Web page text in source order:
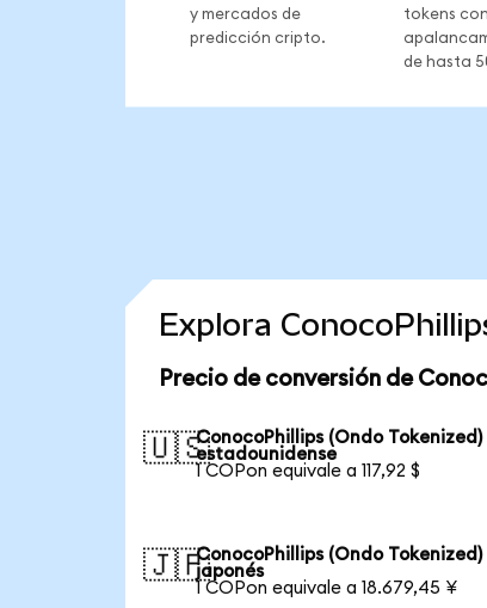
y mercados de
predicción cripto.
tokens con
de hasta
Explora
Precio de conversión de
🇺🇸ConocoPhillips (Ondo
estadounidense
1 COPon equivale a 117,92 $
🇯🇵ConocoPhillips (Ondo Tokenized)
japonés
1 COPon equivale a 18.679,45 ¥